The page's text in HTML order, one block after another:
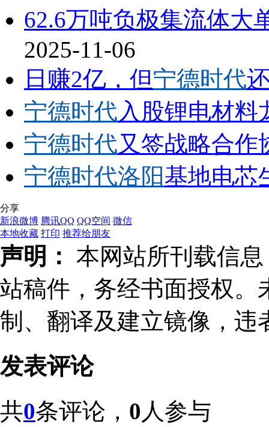
62.6万吨负极集流体大
2025-11-06
日赚2亿，但宁德时代
宁德时代入股锂电材料
宁德时代又签战略合作
宁德时代洛阳基地电芯
分享
新浪微博 腾讯QQ QQ空间 微信
本地收藏 打印 推荐给朋友
声明： 本网站所刊载信
站稿件，务经书面授权。
制、翻译及建立镜像，违
发表评论
共0条评论， 0 人参与